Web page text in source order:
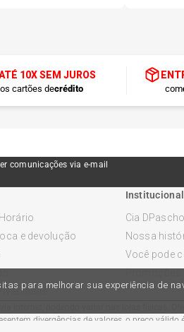
para melhorar sua experiência de
10X SEM JUROS
cartões decrédito com
comunicações via e-mail
e devolução
Institucional
Cia
Nossa
Você pode
internet, podendo variar nas lojas físicas.
divergências de valores, o preço